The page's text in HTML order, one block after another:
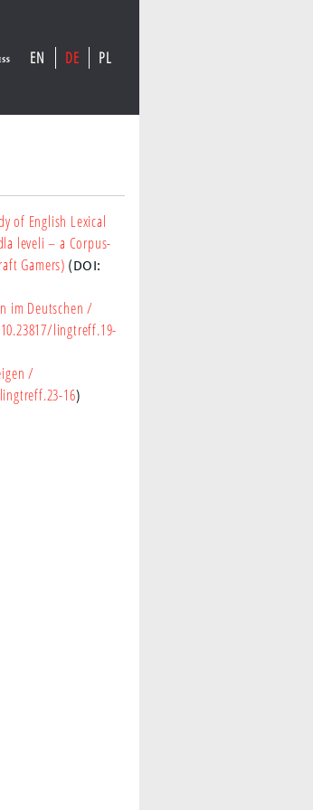
EN DE PL
of English Lexical
leveli – a Corpus-
Gamers) (DOI:
im Deutschen /
10.23817/lingtreff.19-
/
16)